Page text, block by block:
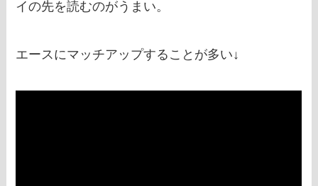
イの先を読むのがうまい。
エースにマッチアップすることが多い↓